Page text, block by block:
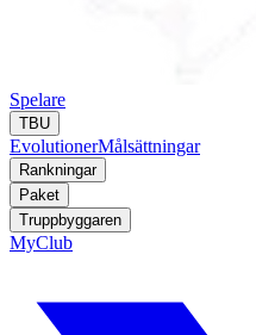
Spelare
TBU
EvolutionerMålsättningar
Rankningar
Paket
Truppbyggaren
MyClub